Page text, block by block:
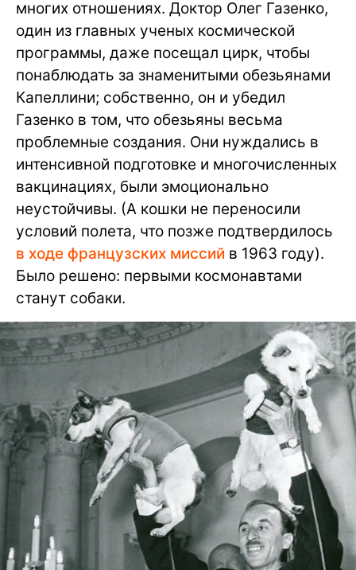
многих отношениях. Доктор Олег Газенко,
один из главных ученых космической
программы, даже посещал цирк, чтобы
понаблюдать за знаменитыми обезьянами
Капеллини; собственно, он и убедил
Газенко в том, что обезьяны весьма
проблемные создания. Они нуждались в
интенсивной подготовке и многочисленных
вакцинациях, были эмоционально
неустойчивы. (А кошки не переносили
условий полета, что позже подтвердилось
в ходе французских миссий в 1963 году).
Было решено: первыми космонавтами
станут собаки.